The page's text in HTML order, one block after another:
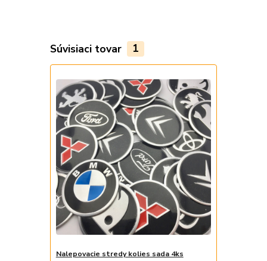
Súvisiaci tovar 1
Nalepovacie stredy kolies sada 4ks